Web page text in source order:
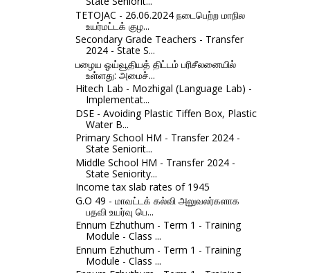
TETOJAC - 26.06.2024 நடைபெற்ற மாநில
உயர்மட்டக் குழ...
Secondary Grade Teachers - Transfer
2024 - State S...
பழைய ஓய்வூதியத் திட்டம் பரிசீலனையில்
உள்ளது: அமைச்...
Hitech Lab - Mozhigal (Language Lab) -
Implementat...
DSE - Avoiding Plastic Tiffen Box, Plastic
Water B...
Primary School HM - Transfer 2024 -
State Seniorit...
Middle School HM - Transfer 2024 -
State Seniority...
Income tax slab rates of 1945
G.O 49 - மாவட்டக் கல்வி அலுவலர்களாக
பதவி உயர்வு பெ...
Ennum Ezhuthum - Term 1 - Training
Module - Class ...
Ennum Ezhuthum - Term 1 - Training
Module - Class ...